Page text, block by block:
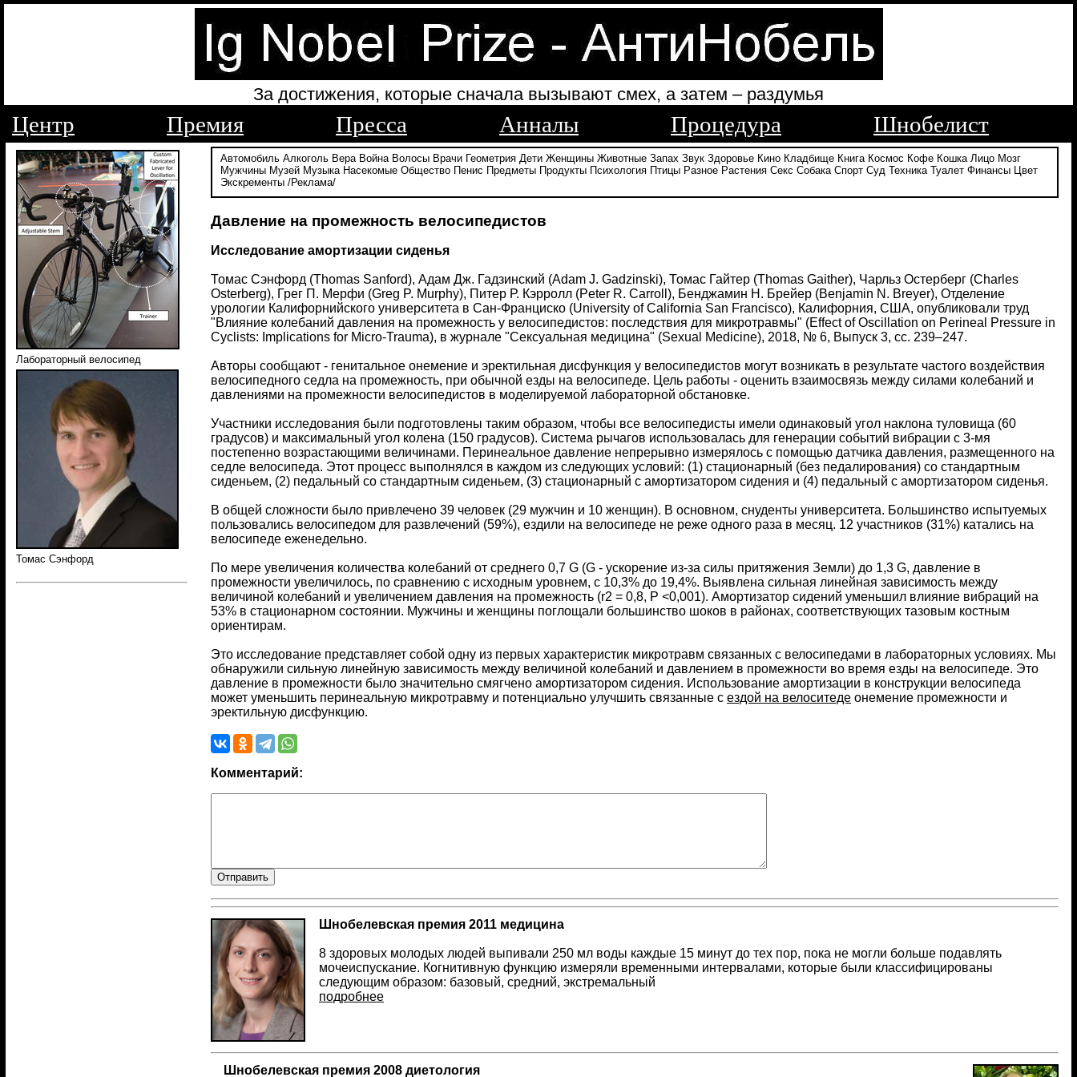
За достижения, которые сначала вызывают смех, а затем – раздумья
Центр Премия Пресса Анналы Процедура Шнобелист
Лабораторный велосипед
Томас Сэнфорд
Автомобиль Алкоголь Вера Война Волосы Врачи Геометрия Дети Женщины Животные Запах Звук Здоровье Кино Кладбище Книга Космос Кофе Кошка Лицо Мозг
Мужчины Музей Музыка Насекомые Общество Пенис Предметы Продукты Психология Птицы Разное Растения Секс Собака Спорт Суд Техника Туалет Финансы
Цвет
Экскременты /Реклама/
Давление на промежность велосипедистов
Исследование амортизации сиденья
Томас Сэнфорд (Thomas Sanford), Адам Дж. Гадзинский (Adam J. Gadzinski), Томас Гайтер (Thomas Gaither), Чарльз Остерберг (Charles
Osterberg), Грег П. Мерфи (Greg P. Murphy), Питер Р. Кэрролл (Peter R. Carroll), Бенджамин Н. Брейер (Benjamin N. Breyer), Отделение
урологии Калифорнийского университета в Сан-Франциско (University of California San Francisco), Калифорния, США, опубликовали труд
"Влияние колебаний давления на промежность у велосипедистов: последствия для микротравмы" (Effect of Oscillation on Perineal Pressure in
Cyclists: Implications for Micro-Trauma), в журнале "Сексуальная медицина" (Sexual Medicine), 2018, № 6, Выпуск 3, сс. 239–247.
Авторы сообщают - генитальное онемение и эректильная дисфункция у велосипедистов могут возникать в результате частого воздействия
велосипедного седла на промежность, при обычной езды на велосипеде. Цель работы - оценить взаимосвязь между силами колебаний и
давлениями на промежности велосипедистов в моделируемой лабораторной обстановке.
Участники исследования были подготовлены таким образом, чтобы все велосипедисты имели одинаковый угол наклона туловища (60
градусов) и максимальный угол колена (150 градусов). Система рычагов использовалась для генерации событий вибрации с 3-мя
постепенно возрастающими величинами. Перинеальное давление непрерывно измерялось с помощью датчика давления, размещенного на
седле велосипеда. Этот процесс выполнялся в каждом из следующих условий: (1) стационарный (без педалирования) со стандартным
сиденьем, (2) педальный со стандартным сиденьем, (3) стационарный с амортизатором сидения и (4) педальный с амортизатором сиденья.
В общей сложности было привлечено 39 человек (29 мужчин и 10 женщин). В основном, снуденты университета. Большинство испытуемых
пользовались велосипедом для развлечений (59%), ездили на велосипеде не реже одного раза в месяц. 12 участников (31%) катались на
велосипеде еженедельно.
По мере увеличения количества колебаний от среднего 0,7 G (G - ускорение из-за силы притяжения Земли) до 1,3 G, давление в
промежности увеличилось, по сравнению с исходным уровнем, с 10,3% до 19,4%. Выявлена сильная линейная зависимость между
величиной колебаний и увеличением давления на промежность (r2 = 0,8, P <0,001). Амортизатор сидений уменьшил влияние вибраций на
53% в стационарном состоянии. Мужчины и женщины поглощали большинство шоков в районах, соответствующих тазовым костным
ориентирам.
Это исследование представляет собой одну из первых характеристик микротравм связанных с велосипедами в лабораторных условиях. Мы
обнаружили сильную линейную зависимость между величиной колебаний и давлением в промежности во время езды на велосипеде. Это
давление в промежности было значительно смягчено амортизатором сидения. Использование амортизации в конструкции велосипеда
может уменьшить перинеальную микротравму и потенциально улучшить связанные с ездой на велоситеде онемение промежности и
эректильную дисфункцию.
Комментарий:
Шнобелевская премия 2011 медицина
8 здоровых молодых людей выпивали 250 мл воды каждые 15 минут до тех пор, пока не могли больше подавлять
мочеиспускание. Когнитивную функцию измеряли временными интервалами, которые были классифицированы
следующим образом: базовый, средний, экстремальный
подробнее
Шнобелевская премия 2008 диетология